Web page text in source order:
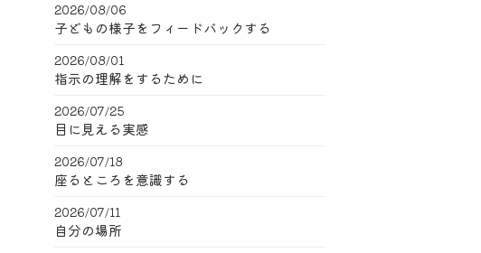
2026/08/06
子どもの様子をフィードバックする
2026/08/01
指示の理解をするために
2026/07/25
目に見える実感
2026/07/18
座るところを意識する
2026/07/11
自分の場所